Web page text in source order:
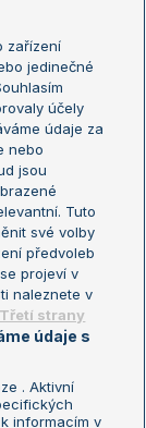
zařízení
jedinečné
účely
údaje za
nebo
jsou
Tuto
své volby
předvoleb
projeví v
naleznete v
Třetí strany
údaje s
. Aktivní
informacím v